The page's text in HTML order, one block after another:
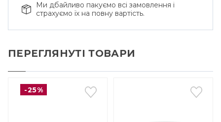
Ми дбайливо пакуємо всі замовлення і
страхуємо їх на повну вартість.
ПЕРЕГЛЯНУТІ ТОВАРИ
-25%